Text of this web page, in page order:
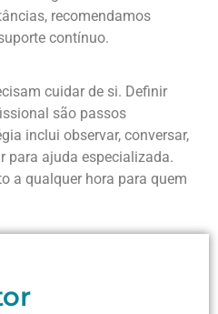
recomendamos
contínuo.
cuidar de si. Definir
são passos
inclui observar, conversar,
para ajuda especializada.
a qualquer hora para quem